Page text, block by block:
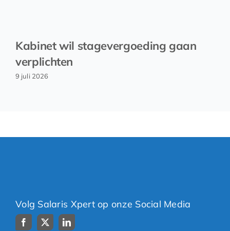
Kabinet wil stagevergoeding gaan
verplichten
9 juli 2026
Volg Salaris Xpert op onze Social Media